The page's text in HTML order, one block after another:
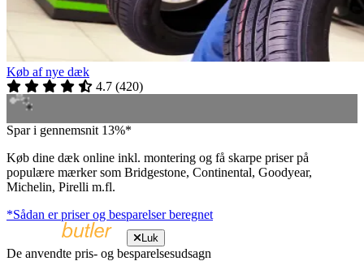
Køb af nye dæk
4.7 (420)
Spar i gennemsnit 13%*
Køb dine dæk online inkl. montering og få skarpe priser på
populære mærker som Bridgestone, Continental, Goodyear,
Michelin, Pirelli m.fl.
*Sådan er priser og besparelser beregnet
Luk
De anvendte pris- og besparelsesudsagn